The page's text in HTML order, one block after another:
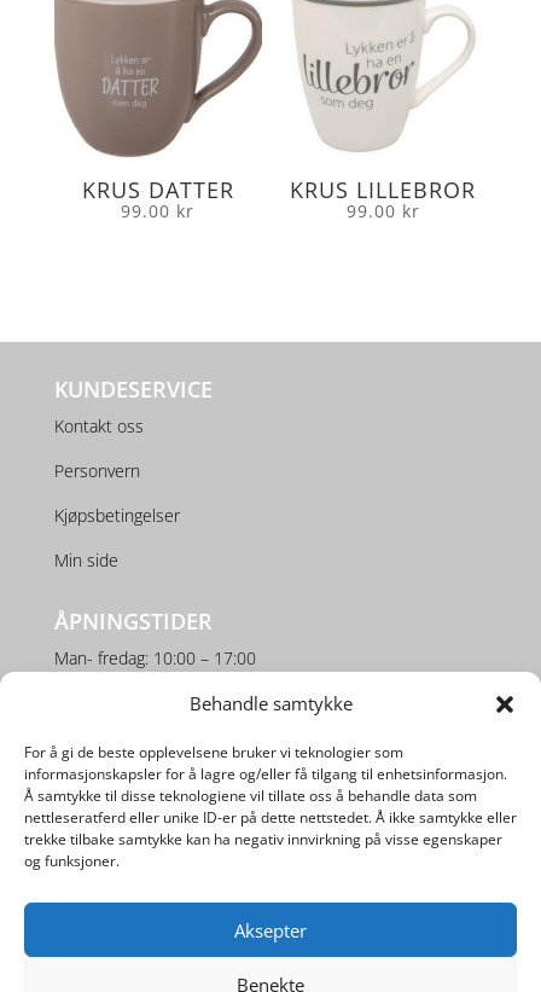
Behandle samtykke
For å gi de beste opplevelsene bruker vi teknologier som
informasjonskapsler for å lagre og/eller få tilgang til enhetsinformasjon.
Å samtykke til disse teknologiene vil tillate oss å behandle data som
nettleseratferd eller unike ID-er på dette nettstedet. Å ikke samtykke eller
trekke tilbake samtykke kan ha negativ innvirkning på visse egenskaper
og funksjoner.
Aksepter
Benekte
KRUS DATTER
99.00 kr
KRUS LILLEBROR
99.00 kr
KUNDESERVICE
Kontakt oss
Personvern
Kjøpsbetingelser
Min side
ÅPNINGSTIDER
Man- fredag: 10:00 – 17:00
Lørdag: 10:00 – 16:00
SOSIALE MEDIER
Utviklet avDigipos AS